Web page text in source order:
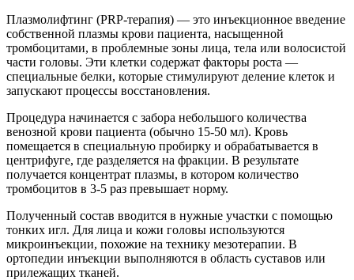
Плазмолифтинг (PRP-терапия) — это инъекционное введение
собственной плазмы крови пациента, насыщенной
тромбоцитами, в проблемные зоны лица, тела или волосистой
части головы. Эти клетки содержат факторы роста —
специальные белки, которые стимулируют деление клеток и
запускают процессы восстановления.
Процедура начинается с забора небольшого количества
венозной крови пациента (обычно 15-50 мл). Кровь
помещается в специальную пробирку и обрабатывается в
центрифуге, где разделяется на фракции. В результате
получается концентрат плазмы, в котором количество
тромбоцитов в 3-5 раз превышает норму.
Полученный состав вводится в нужные участки с помощью
тонких игл. Для лица и кожи головы используются
микроинъекции, похожие на технику мезотерапии. В
ортопедии инъекции выполняются в область суставов или
прилежащих тканей.